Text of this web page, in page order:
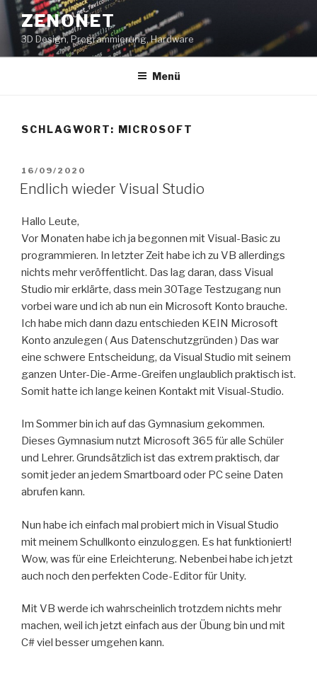
Zum
Inhalt
springen
ZENONET
3D Design, Programmierung, Hardware
Menü
SCHLAGWORT: MICROSOFT
VERÖFFENTLICHT
AM
16/09/2020
Endlich wieder Visual Studio
Hallo Leute,
Vor Monaten habe ich ja begonnen mit Visual-Basic zu
programmieren. In letzter Zeit habe ich zu VB allerdings
nichts mehr veröffentlicht. Das lag daran, dass Visual
Studio mir erklärte, dass mein 30Tage Testzugang nun
vorbei ware und ich ab nun ein Microsoft Konto brauche.
Ich habe mich dann dazu entschieden KEIN Microsoft
Konto anzulegen ( Aus Datenschutzgründen ) Das war
eine schwere Entscheidung, da Visual Studio mit seinem
ganzen Unter-Die-Arme-Greifen unglaublich praktisch ist.
Somit hatte ich lange keinen Kontakt mit Visual-Studio.
Im Sommer bin ich auf das Gymnasium gekommen.
Dieses Gymnasium nutzt Microsoft 365 für alle Schüler
und Lehrer. Grundsätzlich ist das extrem praktisch, dar
somit jeder an jedem Smartboard oder PC seine Daten
abrufen kann.
Nun habe ich einfach mal probiert mich in Visual Studio
mit meinem Schullkonto einzuloggen. Es hat funktioniert!
Wow, was für eine Erleichterung. Nebenbei habe ich jetzt
auch noch den perfekten Code-Editor für Unity.
Mit VB werde ich wahrscheinlich trotzdem nichts mehr
machen, weil ich jetzt einfach aus der Übung bin und mit
C# viel besser umgehen kann.